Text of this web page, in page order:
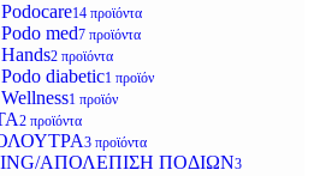
Podocare14 προϊόντα
Podo med7 προϊόντα
Hands2 προϊόντα
Podo diabetic1 προϊόν
Wellness1 προϊόν
2 προϊόντα
3 προϊόντα
ΑΠΟΛΕΠΙΣΗ ΠΟΔΙΩΝ3